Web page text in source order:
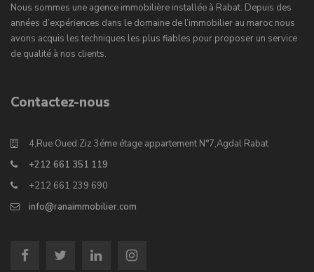
Nous sommes une agence immobilière installée à Rabat. Depuis des
années d’expériences dans le domaine de l’immobilier au maroc nous
avons acquis les techniques les plus fiables pour proposer un service
de qualité à nos clients.
Contactez-nous
4,Rue Oued Ziz 3éme étage appartement N°7,Agdal Rabat
+212 661 351 119
+212 661 239 690
info@ranaimmobilier.com